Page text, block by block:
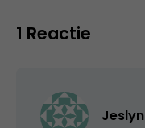
1 Reactie
Jeslyn